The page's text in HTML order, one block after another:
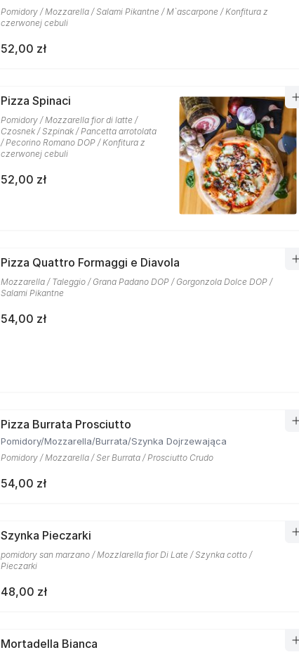
Pomidory / Mozzarella / Salami Pikantne / M`ascarpone / Konfitura z
czerwonej cebuli
52,00 zł
Pizza Spinaci
Pomidory / Mozzarella fior di latte /
Czosnek / Szpinak / Pancetta arrotolata
/ Pecorino Romano DOP / Konfitura z
czerwonej cebuli
52,00 zł
Pizza Quattro Formaggi e Diavola
Mozzarella / Taleggio / Grana Padano DOP / Gorgonzola Dolce DOP /
Salami Pikantne
54,00 zł
Pizza Burrata Prosciutto
Pomidory/Mozzarella/Burrata/Szynka Dojrzewająca
Pomidory / Mozzarella / Ser Burrata / Prosciutto Crudo
54,00 zł
Szynka Pieczarki
pomidory san marzano / Mozzlarella fior Di Late / Szynka cotto /
Pieczarki
48,00 zł
Mortadella Bianca